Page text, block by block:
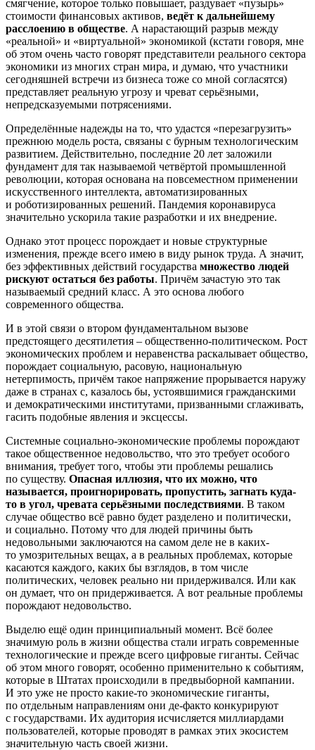
смягчение, которое только повышает, раздувает «пузырь»
стоимости финансовых активов, ведёт к дальнейшему
расслоению в обществе. А нарастающий разрыв между
«реальной» и «виртуальной» экономикой (кстати говоря, мне
об этом очень часто говорят представители реального сектора
экономики из многих стран мира, и думаю, что участники
сегодняшней встречи из бизнеса тоже со мной согласятся)
представляет реальную угрозу и чреват серьёзными,
непредсказуемыми потрясениями.
Определённые надежды на то, что удастся «перезагрузить»
прежнюю модель роста, связаны с бурным технологическим
развитием. Действительно, последние 20 лет заложили
фундамент для так называемой четвёртой промышленной
революции, которая основана на повсеместном применении
искусственного интеллекта, автоматизированных
и роботизированных решений. Пандемия коронавируса
значительно ускорила такие разработки и их внедрение.
Однако этот процесс порождает и новые структурные
изменения, прежде всего имею в виду рынок труда. А значит,
без эффективных действий государства множество людей
рискуют остаться без работы. Причём зачастую это так
называемый средний класс. А это основа любого
современного общества.
И в этой связи о втором фундаментальном вызове
предстоящего десятилетия – общественно-политическом. Рост
экономических проблем и неравенства раскалывает общество,
порождает социальную, расовую, национальную
нетерпимость, причём такое напряжение прорывается наружу
даже в странах с, казалось бы, устоявшимися гражданскими
и демократическими институтами, призванными сглаживать,
гасить подобные явления и эксцессы.
Системные социально-экономические проблемы порождают
такое общественное недовольство, что это требует особого
внимания, требует того, чтобы эти проблемы решались
по существу. Опасная иллюзия, что их можно, что
называется, проигнорировать, пропустить, загнать куда-
то в угол, чревата серьёзными последствиями. В таком
случае общество всё равно будет разделено и политически,
и социально. Потому что для людей причины быть
недовольными заключаются на самом деле не в каких-
то умозрительных вещах, а в реальных проблемах, которые
касаются каждого, каких бы взглядов, в том числе
политических, человек реально ни придерживался. Или как
он думает, что он придерживается. А вот реальные проблемы
порождают недовольство.
Выделю ещё один принципиальный момент. Всё более
значимую роль в жизни общества стали играть современные
технологические и прежде всего цифровые гиганты. Сейчас
об этом много говорят, особенно применительно к событиям,
которые в Штатах происходили в предвыборной кампании.
И это уже не просто какие-то экономические гиганты,
по отдельным направлениям они де-факто конкурируют
с государствами. Их аудитория исчисляется миллиардами
пользователей, которые проводят в рамках этих экосистем
значительную часть своей жизни.